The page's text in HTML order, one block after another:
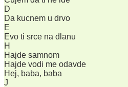
D
Da kucnem u drvo
E
Evo ti srce na dlanu
H
Hajde samnom
Hajde vodi me odavde
Hej, baba, baba
J